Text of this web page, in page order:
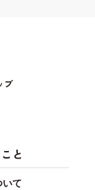
プ
と
いて